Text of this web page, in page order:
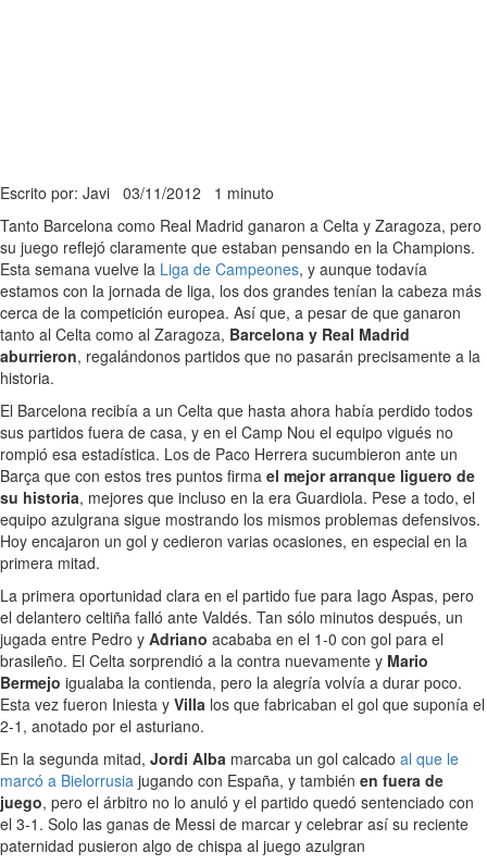
Escrito por: Javi 03/11/2012 1 minuto
Tanto Barcelona como Real Madrid ganaron a Celta y Zaragoza, pero
su juego reflejó claramente que estaban pensando en la Champions.
Esta semana vuelve la Liga de Campeones, y aunque todavía
estamos con la jornada de liga, los dos grandes tenían la cabeza más
cerca de la competición europea. Así que, a pesar de que ganaron
tanto al Celta como al Zaragoza, Barcelona y Real Madrid
aburrieron, regalándonos partidos que no pasarán precisamente a la
historia.
El Barcelona recibía a un Celta que hasta ahora había perdido todos
sus partidos fuera de casa, y en el Camp Nou el equipo vigués no
rompió esa estadística. Los de Paco Herrera sucumbieron ante un
Barça que con estos tres puntos firma el mejor arranque liguero de
su historia, mejores que incluso en la era Guardiola. Pese a todo, el
equipo azulgrana sigue mostrando los mismos problemas defensivos.
Hoy encajaron un gol y cedieron varias ocasiones, en especial en la
primera mitad.
La primera oportunidad clara en el partido fue para Iago Aspas, pero
el delantero celtiña falló ante Valdés. Tan sólo minutos después, un
jugada entre Pedro y Adriano acababa en el 1-0 con gol para el
brasileño. El Celta sorprendió a la contra nuevamente y Mario
Bermejo igualaba la contienda, pero la alegría volvía a durar poco.
Esta vez fueron Iniesta y Villa los que fabricaban el gol que suponía el
2-1, anotado por el asturiano.
En la segunda mitad, Jordi Alba marcaba un gol calcado al que le
marcó a Bielorrusia jugando con España, y también en fuera de
juego, pero el árbitro no lo anuló y el partido quedó sentenciado con
el 3-1. Solo las ganas de Messi de marcar y celebrar así su reciente
paternidad pusieron algo de chispa al juego azulgran